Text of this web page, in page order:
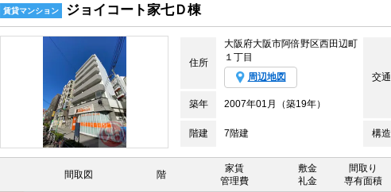
賃貸マンション ジョイコート家七Ｄ棟
住所
大阪府大阪市阿倍野区西田辺町
１丁目
周辺地図 交通
築年 2007年01月（築19年）
階建 7階建 構造
間取図 階
家賃
管理費
敷金
礼金
間取り
専有面積